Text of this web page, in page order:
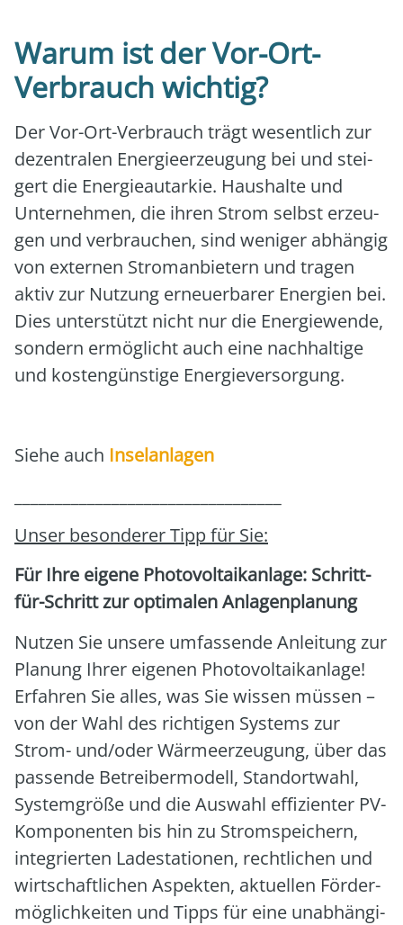
Warum ist der Vor-Ort-
Verbrauch wichtig?
Der Vor-Ort-Ver­brauch trägt wesent­lich zur
dezen­tra­len Ener­gie­er­zeu­gung bei und stei­
gert die Ener­gie­aut­ar­kie. Haus­hal­te und
Unter­neh­men, die ihren Strom selbst erzeu­
gen und ver­brau­chen, sind weni­ger abhän­gig
von exter­nen Strom­an­bie­tern und tra­gen
aktiv zur Nut­zung erneu­er­ba­rer Ener­gien bei.
Dies unter­stützt nicht nur die Ener­gie­wen­de,
son­dern ermög­licht auch eine nach­hal­ti­ge
und kos­ten­güns­ti­ge Ener­gie­ver­sor­gung.
Sie­he auch Insel­an­la­gen
Unser beson­de­rer Tipp für Sie:
Für Ihre eige­ne Pho­to­vol­ta­ik­an­la­ge: Schritt-
für-Schritt zur opti­ma­len Anla­gen­pla­nung
Nut­zen Sie unse­re umfas­sen­de Anlei­tung zur
Pla­nung Ihrer eige­nen Pho­to­vol­ta­ik­an­la­ge!
Erfah­ren Sie alles, was Sie wis­sen müs­sen –
von der Wahl des rich­ti­gen Sys­tems zur
Strom- und/oder Wär­me­er­zeu­gung, über das
pas­sen­de Betrei­ber­mo­dell, Stand­ort­wahl,
Sys­tem­grö­ße und die Aus­wahl effi­zi­en­ter PV-
Kom­po­nen­ten bis hin zu Strom­spei­chern,
inte­grier­ten Lade­sta­tio­nen, recht­li­chen und
wirt­schaft­li­chen Aspek­ten, aktu­el­len För­der­
mög­lich­kei­ten und Tipps für eine unab­hän­gi­